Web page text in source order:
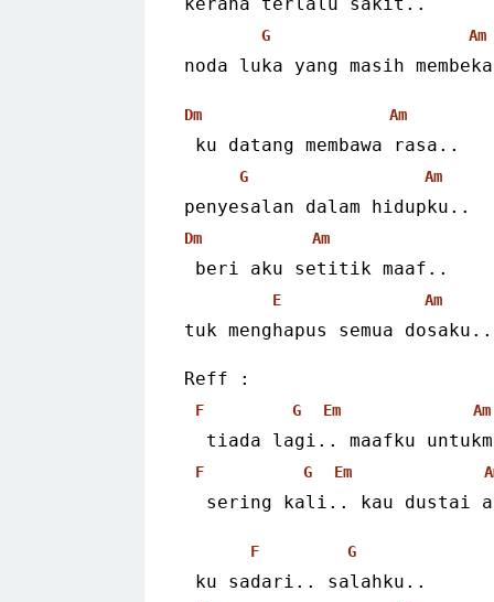
G Am
noda luka yang masih
Dm Am
ku datang membawa rasa..
G Am
penyesalan dalam hidupku..
Dm Am
beri aku setitik maaf..
E Am
tuk menghapus semua dosaku..
Reff :
F G Em Am
tiada lagi.. maafku
F G Em
sering kali.. kau dustai
F G
ku sadari.. salahku..